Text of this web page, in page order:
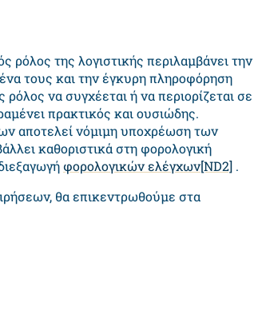
ρόλος της λογιστικής περιλαμβάνει την
τους και την έγκυρη πληροφόρηση
να συγχέεται ή να περιορίζεται σε
πρακτικός και ουσιώδης.
αποτελεί νόμιμη υποχρέωση των
καθοριστικά στη φορολογική
φορολογικών ελέγχων[ND2] .
θα επικεντρωθούμε στα